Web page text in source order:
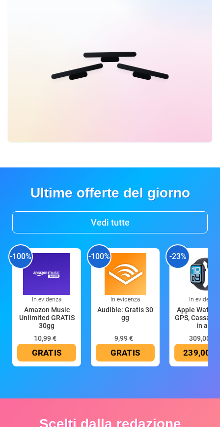
Ultime offerte del giorno
Vedi tutte
-100%
In evidenza
Amazon Music
Unlimited GRATIS
30gg
10,99 €
GRATIS
-100%
In evidenza
Audible: Gratis 30
gg
9,99 €
GRATIS
-23%
In evidenza
Apple Watch
GPS, Cassa
in all
309,00 €
239,00 €
Scelti dalla redazione